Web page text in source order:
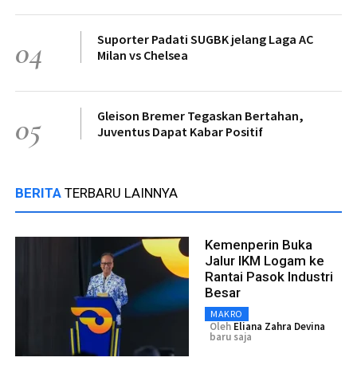
04
Suporter Padati SUGBK jelang Laga AC
Milan vs Chelsea
05
Gleison Bremer Tegaskan Bertahan,
Juventus Dapat Kabar Positif
BERITA TERBARU LAINNYA
Kemenperin Buka
Jalur IKM Logam ke
Rantai Pasok Industri
Besar
MAKRO
Oleh Eliana Zahra Devina
baru saja